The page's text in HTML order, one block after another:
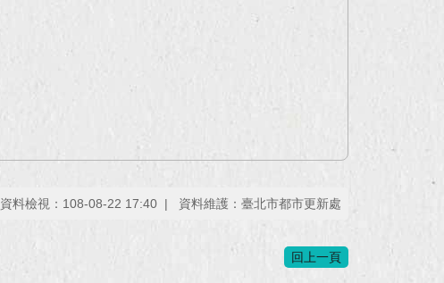
資料檢視：108-08-22 17:40 資料維護：臺北市都市更新處
回上一頁